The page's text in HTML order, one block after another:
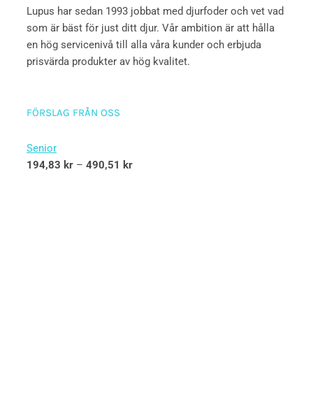
Lupus har sedan 1993 jobbat med djurfoder och vet vad
som är bäst för just ditt djur. Vår ambition är att hålla
en hög servicenivå till alla våra kunder och erbjuda
prisvärda produkter av hög kvalitet.
FÖRSLAG FRÅN OSS
Senior
194,83 kr – 490,51 kr